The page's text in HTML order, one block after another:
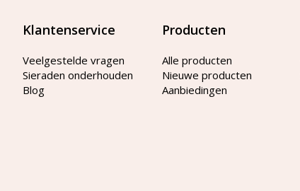
Klantenservice
Veelgestelde vragen
Sieraden onderhouden
Blog
Producten
Alle producten
Nieuwe producten
Aanbiedingen